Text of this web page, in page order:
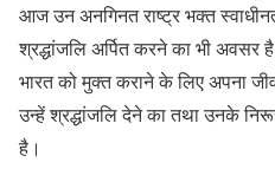
आज उन अनगिनत राष्ट्र भक्त
श्रद्धांजलि अर्पित करने का भी अवसर
भारत को मुक्त कराने के लिए अपना
उन्हें श्रद्धांजलि देने का तथा उनके
है।